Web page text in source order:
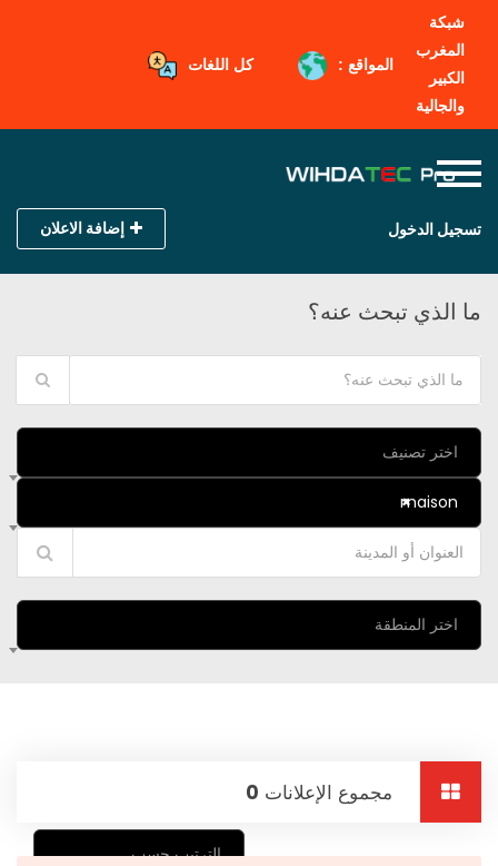
شبكة
المغرب
الكبير
والجالية
المواقع : كل اللغات
تسجيل الدخول إضافة الاعلان
ما الذي تبحث عنه؟
اختر تصنيف
×
maison
اختر المنطقة
مجموع الإعلانات 0
الترتيب حسب